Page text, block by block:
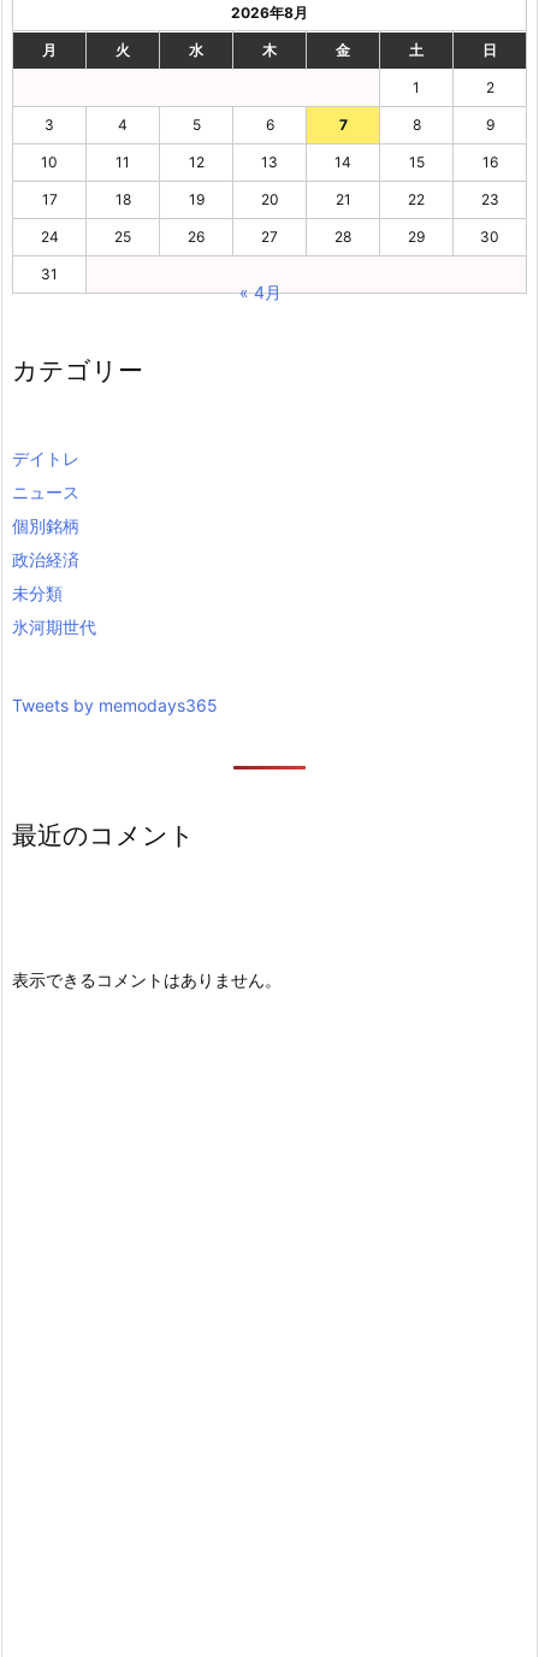
2026年8月
月 火 水 木 金 土 日
1 2
3 4 5 6 7 8 9
10 11 12 13 14 15 16
17 18 19 20 21 22 23
24 25 26 27 28 29 30
31
« 4月
カテゴリー
デイトレ
ニュース
個別銘柄
政治経済
未分類
氷河期世代
Tweets by memodays365
最近のコメント
表示できるコメントはありません。